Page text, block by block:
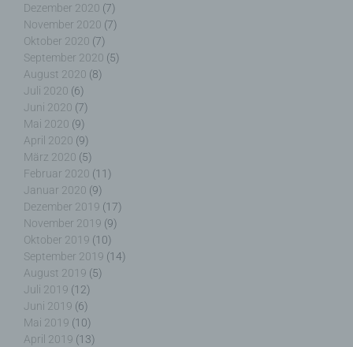
Dezember 2020 (7)
November 2020 (7)
Oktober 2020 (7)
September 2020 (5)
August 2020 (8)
Juli 2020 (6)
Juni 2020 (7)
Mai 2020 (9)
April 2020 (9)
März 2020 (5)
Februar 2020 (11)
Januar 2020 (9)
Dezember 2019 (17)
November 2019 (9)
Oktober 2019 (10)
September 2019 (14)
August 2019 (5)
Juli 2019 (12)
Juni 2019 (6)
Mai 2019 (10)
April 2019 (13)
Zahlreiche Internetseiten und Server verwenden
Cookies. Viele Cookies enthalten eine sogenannte
Cookie-ID. Eine Cookie-ID ist eine eindeutige
Kennung des Cookies. Sie besteht aus einer
Zeichenfolge, durch welche Internetseiten und
Server dem konkreten Internetbrowser zugeordnet
werden können, in dem das Cookie gespeichert
wurde. Dies ermöglicht es den besuchten
Internetseiten und Servern, den individuellen
Browser der betroffenen Person von anderen
Internetbrowsern, die andere Cookies enthalten,
zu unterscheiden. Ein bestimmter Internetbrowser
kann über die eindeutige Cookie-ID wiedererkannt
und identifiziert werden.
Durch den Einsatz von Cookies kann den Nutzern
dieser Internetseite nutzerfreundlichere Services
bereitstellen, die ohne die Cookie-Setzung nicht
möglich wären.